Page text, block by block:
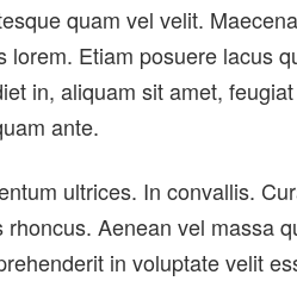
quam vel velit.
lorem. Etiam posuere lacus
in, aliquam sit amet,
ante.
ultrices. In convallis.
Aenean vel massa
in voluptate velit